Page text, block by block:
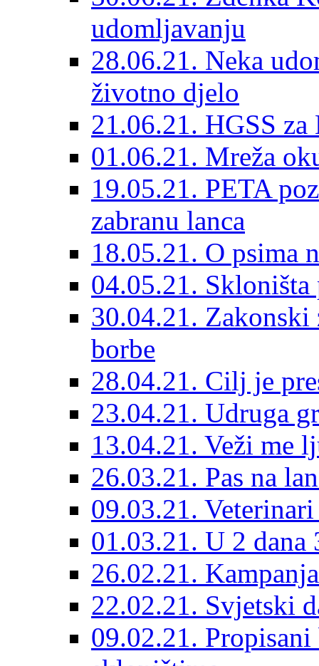
udomljavanju
28.06.21. Neka
životno djelo
21.06.21. HGSS za
01.06.21. Mreža
19.05.21. PETA
zabranu lanca
18.05.21. O psima
04.05.21.
30.04.21. Zakonski
borbe
28.04.21. Cilj je
23.04.21. Udruga
13.04.21. Veži me
26.03.21. Pas na
09.03.21.
01.03.21. U 2
26.02.21.
22.02.21. Svjetski
09.02.21.